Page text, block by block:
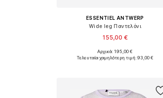
ESSENTIEL ANTWERP
Wide leg Παντελόνι
155,00 €
Διαθέσιμα μεγέθη: 36, 40
Αρχικά: 195,00 €
Τελευταία χαμηλότερη τιμή:93,00 €